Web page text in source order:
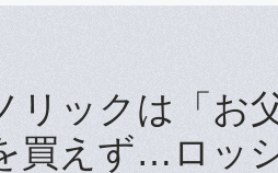
リックは「お
買えず…ロッ